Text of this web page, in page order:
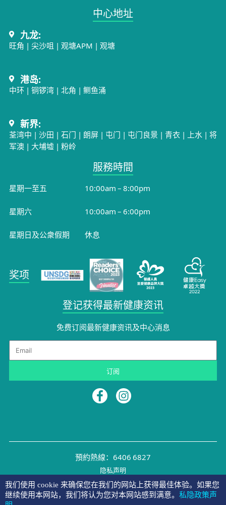
中心地址​
九龙:
旺角 | 尖沙咀 | 观塘APM | 观塘
港岛:
中环| 铜锣湾| 北角 | 鲗鱼涌
新界:
荃湾中 | 沙田 | 石门 | 朗屏| 屯门 | 屯门良景 | 青衣 | 上水 | 将
军澳| 大埔墟 | 粉岭
服務時間​
星期一至五 10:00am – 8:00pm
星期六 10:00am – 6:00pm
星期日及公衆假期 休息
登记获得最新健康资讯
免费订阅最新健康资讯及中心消息​
Email
订阅
奖项
預約熱線：6406 6827
©2026 NYMG
隐私声明
我们使用 cookie 来确保您在我们的网站上获得最佳体验。如果您
继续使用本网站，我们将认为您对本网站感到满意。 私隐政策声